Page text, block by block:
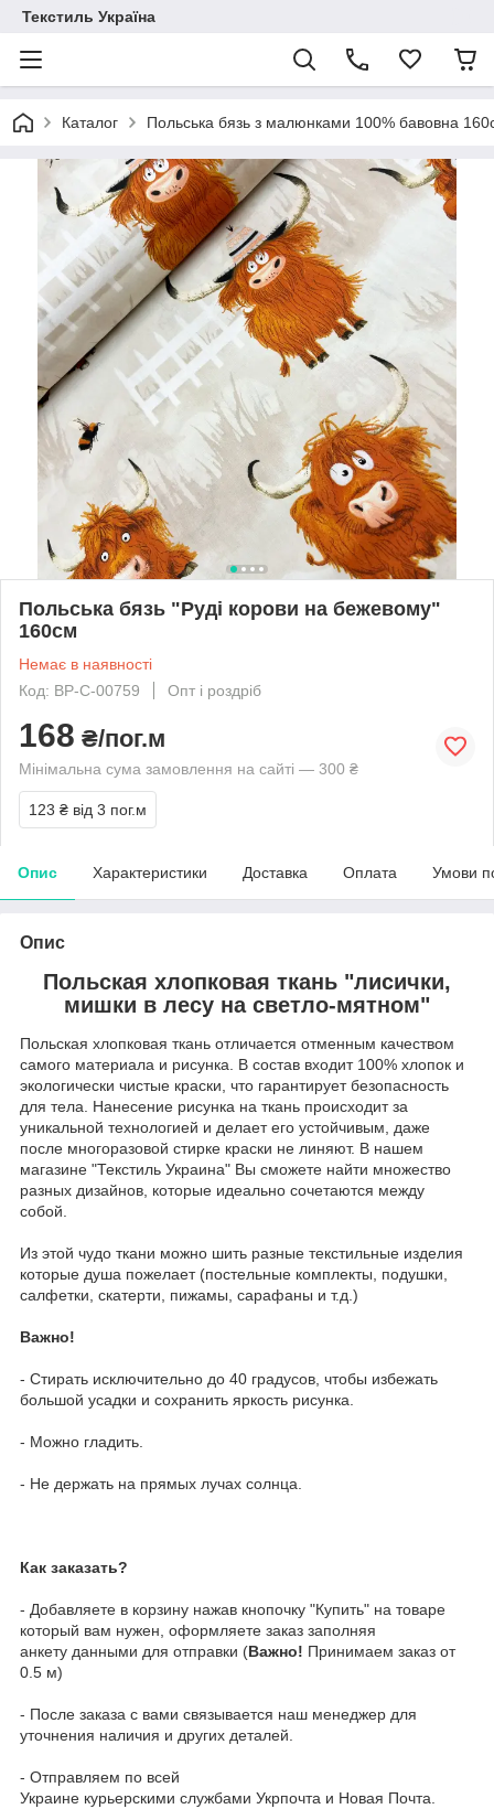
Текстиль Україна
Каталог Польська бязь з малюнками 100% бавовна
Польська бязь "Руді корови на бежевому"
160см
Немає в наявності
Код: BP-C-00759
Опт і роздріб
168 ₴/пог.м
Мінімальна сума замовлення на сайті — 300 ₴
123 ₴ від 3 пог.м
Опис Характеристики Доставка Оплата Умови
Опис
Польская хлопковая ткань "лисички,
мишки в лесу на светло-мятном"
Польская хлопковая ткань отличается отменным качеством
самого материала и рисунка. В состав входит 100% хлопок и
экологически чистые краски, что гарантирует безопасность
для тела. Нанесение рисунка на ткань происходит за
уникальной технологией и делает его устойчивым, даже
после многоразовой стирке краски не линяют. В нашем
магазине "Текстиль Украина" Вы сможете найти множество
разных дизайнов, которые идеально сочетаются между
собой.
Из этой чудо ткани можно шить разные текстильные изделия
которые душа пожелает (постельные комплекты, подушки,
салфетки, скатерти, пижамы, сарафаны и т.д.)
Важно!
- Стирать исключительно до 40 градусов, чтобы избежать
большой усадки и сохранить яркость рисунка.
- Можно гладить.
- Не держать на прямых лучах солнца.
Как заказать?
- Добавляете в корзину нажав кнопочку "Купить" на товаре
который вам нужен, оформляете заказ заполняя
анкету данными для отправки (Важно! Принимаем заказ от
0.5 м)
- После заказа с вами связывается наш менеджер для
уточнения наличия и других деталей.
- Отправляем по всей
Украине курьерскими службами Укрпочта и Новая Почта.